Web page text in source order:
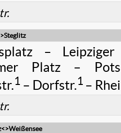
–
Platz –
1 – Dorfstr.1 –